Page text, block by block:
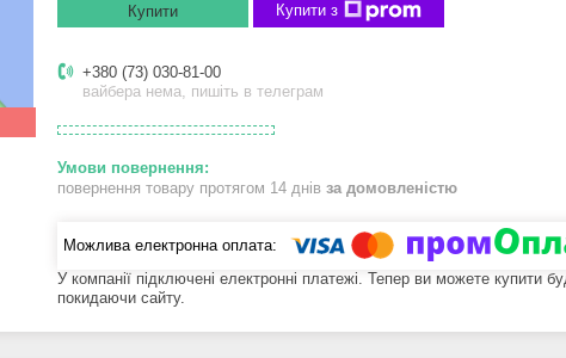
Купити Купити з
+380 (73) 030-81-00
вайбера нема, пишіть в телеграм
повернення товару протягом 14 днів за домовленістю
У компанії підключені електронні платежі. Тепер ви можете купити
покидаючи сайту.